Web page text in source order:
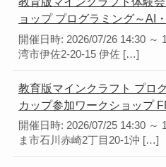
ョップ プログラミング～AI
開催日時: 2026/07/26 14:30 ～
湾市伊佐2-20-15 伊佐 […]
教育版マインクラフト プロ
カップ参加ワークショップ
開催日時: 2026/07/25 14:30 ～
ま市石川赤崎2丁目20-1沖 […]